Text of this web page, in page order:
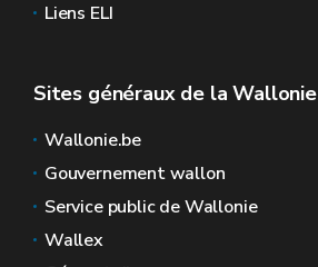
Liens ELI
Sites généraux de la Wallonie
Wallonie.be
Gouvernement wallon
Service public de Wallonie
Wallex